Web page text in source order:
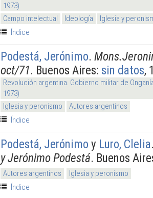
1973)
Campo intelectual
Ideología
Iglesia y
Índice
Podestá, Jerónimo.
oct/71. Buenos Aires: sin datos,
Revolución argentina. Gobierno militar de
1973)
Iglesia y peronismo
Autores argentinos
Índice
Podestá, Jerónimo y Luro, Clelia
y Jerónimo Podestá. Buenos
Autores argentinos
Iglesia y peronismo
Índice